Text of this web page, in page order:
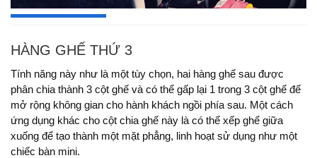
HÀNG GHẾ THỨ 3
Tính năng này như là một tùy chọn, hai hàng ghế sau được
phân chia thành 3 cột ghế và có thể gấp lại 1 trong 3 cột ghế để
mở rộng không gian cho hành khách ngồi phía sau. Một cách
ứng dụng khác cho cột chia ghế này là có thể xếp ghế giữa
xuống để tạo thành một mặt phẳng, linh hoạt sử dụng như một
chiếc bàn mini.